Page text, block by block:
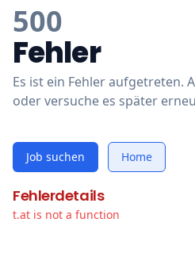
500
Fehler
Es ist ein Fehler aufgetreten.
oder versuche es später
Job suchen Home
Fehlerdetails
t.at is not a function